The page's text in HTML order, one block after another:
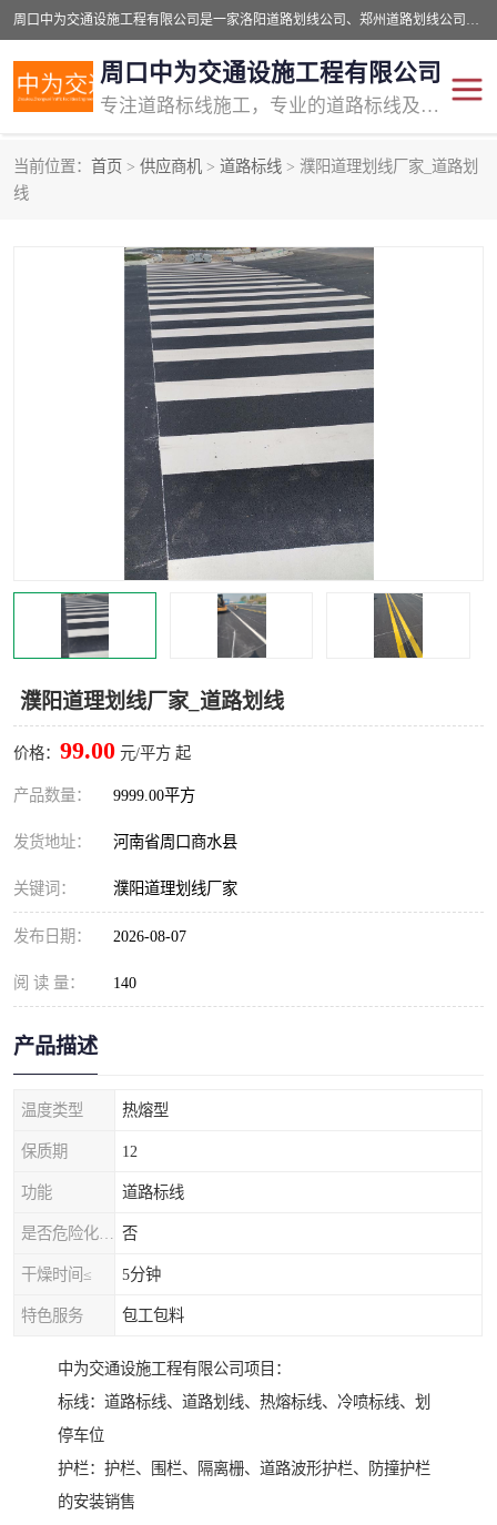
周口中为交通设施工程有限公司是一家洛阳道路划线公司、郑州道路划线公司、平顶山道路车位划线公司、开封车位划线公司、许昌道路车位划线公司、漯河道路车位划线公司，公司始终坚持“诚信、匠心、专注”的宗旨；我们的经营理念是：的服务。
周口中为交通设施工程有限公司
专注道路标线施工，专业的道路标线及交通设施施工服务商!
当前位置： 首页 > 供应商机 > 道路标线 > 濮阳道理划线厂家_道路划
线
濮阳道理划线厂家_道路划线
价格： 99.00 元/平方 起
产品数量： 9999.00平方
发货地址： 河南省周口商水县
关键词： 濮阳道理划线厂家
发布日期： 2026-08-07
阅 读 量： 140
产品描述
温度类型 热熔型
保质期 12
功能 道路标线
否
干燥时间≤ 5分钟
特色服务 包工包料
中为交通设施工程有限公司项目：
标线：道路标线、道路划线、热熔标线、冷喷标线、划
停车位
护栏：护栏、围栏、隔离栅、道路波形护栏、防撞护栏
的安装销售
道路标线划线 马路标线
道路划线